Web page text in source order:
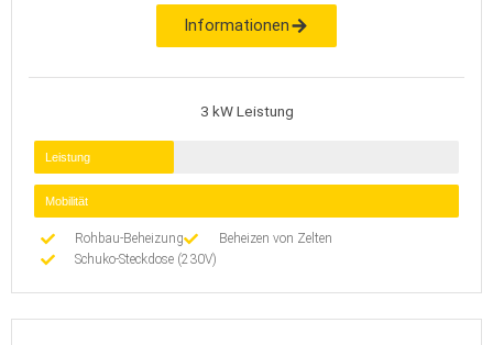
Informationen
3 kW Leistung
Leistung
Mobilität
Rohbau-Beheizung
Beheizen von Zelten
Schuko-Steckdose (230V)